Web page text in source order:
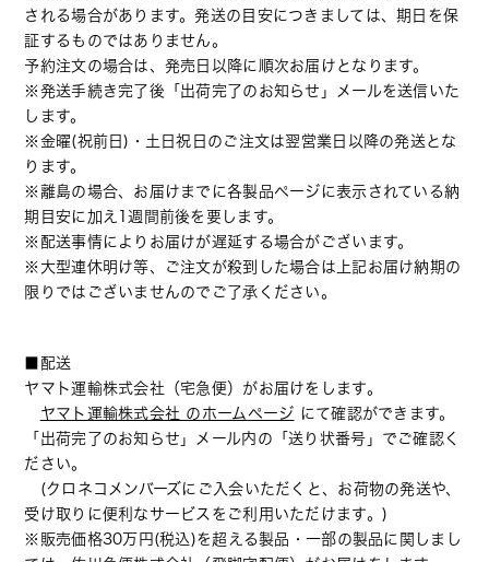
される場合があります。発送の目安につきましては、期日を保
証するものではありません。
予約注文の場合は、発売日以降に順次お届けとなります。
※発送手続き完了後「出荷完了のお知らせ」メールを送信いた
します。
※金曜(祝前日)・土日祝日のご注文は翌営業日以降の発送とな
ります。
※離島の場合、お届けまでに各製品ページに表示されている納
期目安に加え1週間前後を要します。
※配送事情によりお届けが遅延する場合がございます。
※大型連休明け等、ご注文が殺到した場合は上記お届け納期の
限りではございませんのでご了承ください。
■配送
ヤマト運輸株式会社（宅急便）がお届けをします。
ヤマト運輸株式会社 のホームページ にて確認ができます。
「出荷完了のお知らせ」メール内の「送り状番号」でご確認く
ださい。
(クロネコメンバーズにご入会いただくと、お荷物の発送や、
受け取りに便利なサービスをご利用いただけます。)
※販売価格30万円(税込)を超える製品・一部の製品に関しまし